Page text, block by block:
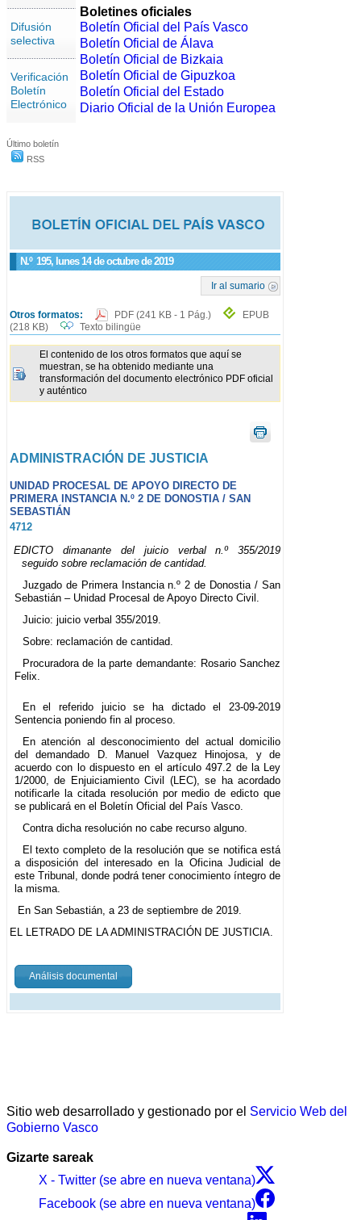
Difusión
selectiva
Verificación
Boletín
Electrónico
Último boletín
RSS
N.º 195, lunes 14 de octubre de 2019
Ir al sumario
Otros formatos: PDF (241 KB - 1 Pág.)
EPUB
(218 KB)
Texto bilingüe
El contenido de los otros formatos que aquí se
muestran, se ha obtenido mediante una
transformación del documento electrónico PDF oficial
y auténtico
ADMINISTRACIÓN DE JUSTICIA
UNIDAD PROCESAL DE APOYO DIRECTO DE
PRIMERA INSTANCIA N.º 2 DE DONOSTIA / SAN
SEBASTIÁN
4712
EDICTO dimanante del juicio verbal n.º 355/2019
seguido sobre reclamación de cantidad.
Juzgado de Primera Instancia n.º 2 de Donostia / San
Sebastián – Unidad Procesal de Apoyo Directo Civil.
Juicio: juicio verbal 355/2019.
Sobre: reclamación de cantidad.
Procuradora de la parte demandante: Rosario Sanchez
Felix.
En el referido juicio se ha dictado el 23-09-2019
Sentencia poniendo fin al proceso.
En atención al desconocimiento del actual domicilio
del demandado D. Manuel Vazquez Hinojosa, y de
acuerdo con lo dispuesto en el artículo 497.2 de la Ley
1/2000, de Enjuiciamiento Civil (LEC), se ha acordado
notificarle la citada resolución por medio de edicto que
se publicará en el Boletín Oficial del País Vasco.
Contra dicha resolución no cabe recurso alguno.
El texto completo de la resolución que se notifica está
a disposición del interesado en la Oficina Judicial de
este Tribunal, donde podrá tener conocimiento íntegro de
la misma.
En San Sebastián, a 23 de septiembre de 2019.
EL LETRADO DE LA ADMINISTRACIÓN DE JUSTICIA.
Análisis documental
Boletines oficiales
Boletín Oficial del País Vasco
Boletín Oficial de Álava
Boletín Oficial de Bizkaia
Boletín Oficial de Gipuzkoa
Boletín Oficial del Estado
Diario Oficial de la Unión Europea
Sitio web desarrollado y gestionado por el Servicio Web del
Gobierno Vasco
Gizarte sareak
X - Twitter (se abre en nueva ventana)
Facebook (se abre en nueva ventana)